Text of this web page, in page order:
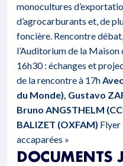
monocultures
d’agrocarburants et, de
foncière. Rencontre
l’Auditorium de la
16h30 : échanges et
de la rencontre à 17h
du Monde), Gustavo
Bruno ANGSTHELM
BALIZET (OXFAM) Flyer
accaparées »
DOCUMENTS